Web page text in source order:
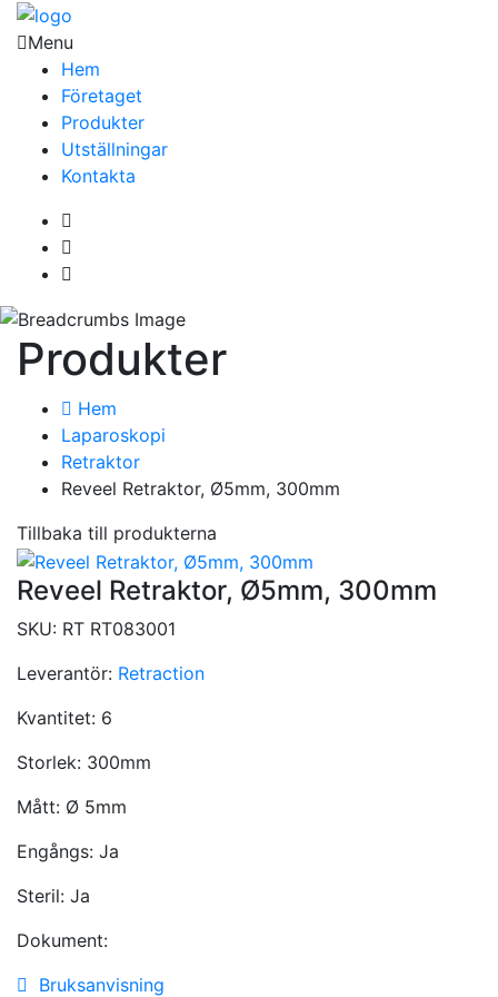
Menu
Hem
Företaget
Produkter
Utställningar
Kontakta
Produkter
Hem
Laparoskopi
Retraktor
Reveel Retraktor, Ø5mm, 300mm
Tillbaka till produkterna
Reveel Retraktor, Ø5mm, 300mm
SKU: RT RT083001
Leverantör: Retraction
Kvantitet: 6
Storlek: 300mm
Mått: Ø 5mm
Engångs: Ja
Steril: Ja
Dokument:
Bruksanvisning